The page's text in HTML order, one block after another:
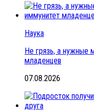
Наука
Не грязь, а нужные
младенцев
07.08.2026